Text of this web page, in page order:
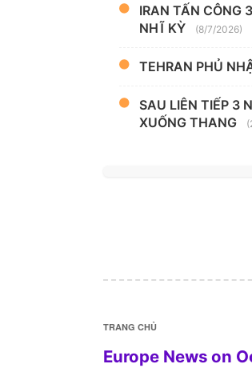
IRAN TẤN CÔNG
NHĨ KỲ
(8/7/2026)
TEHRAN PHỦ
SAU LIÊN TIẾP 3
XUỐNG THANG
TRANG CHỦ
Europe News on